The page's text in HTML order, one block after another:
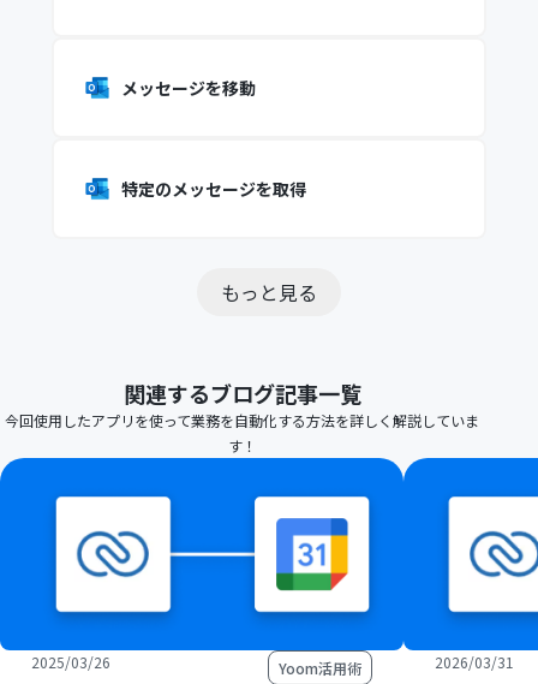
メッセージを移動
特定のメッセージを取得
もっと見る
関連するブログ記事一覧
今回使用したアプリを使って業務を自動化する方法を詳しく解説していま
す！
2025/03/26 Yoom活用術 2026/03/31